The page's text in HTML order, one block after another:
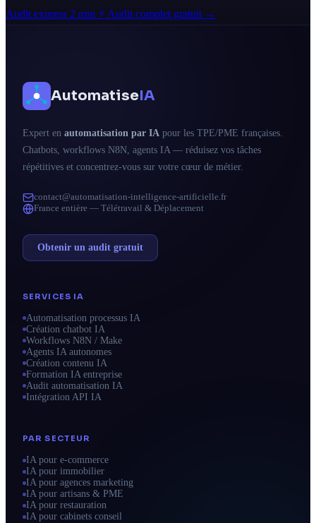
Audit express 2 min ⚡ Audit complet gratuit →
AutomatiseIA
Expert en automatisation par IA pour les TPE/PME françaises.
Chatbots, workflows N8N, agents IA — réduisez vos tâches
répétitives et concentrez-vous sur votre cœur de métier.
contact@automatisation-intelligence-artificielle.fr
France entière — Télétravail & Déplacement
Obtenir un audit gratuit
SERVICES IA
Automatisation processus IA
Création chatbot IA
Workflows N8N / Make
Agents IA autonomes
Création contenu IA
Formation IA entreprise
Audit automatisation IA
Intégration API IA
PAR SECTEUR
IA pour e-commerce
IA pour immobilier
IA pour agences marketing
IA pour artisans & PME
IA pour restauration
IA pour cabinets conseil